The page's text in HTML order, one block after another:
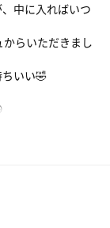
中に入ればいつ
らいただきまし
いい🤣
した、ありがた